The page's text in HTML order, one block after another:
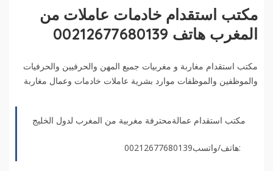
مكتب استقدام خادمات عاملات من
المغرب هاتف 00212677680139
‏مكتب استقدام مغاربة و مغربيات جميع المهن والحرفيين والحرفيات
والموظفين والموظفات موارد بشرية عاملات خادمات وعمال مغاربة
مكتب استقدام عمالةمحترفة مغربية من المغرب لدول الخليج
:هاتف/واتسب00212677680139